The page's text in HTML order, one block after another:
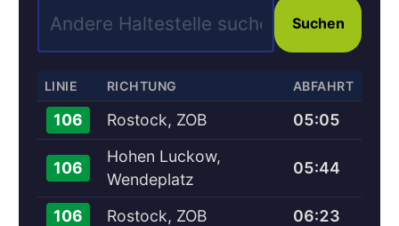
Suchen
LINIE RICHTUNG ABFAHRT
106 Rostock, ZOB 05:05
106
Hohen Luckow,
Wendeplatz
05:44
106 Rostock, ZOB 06:23